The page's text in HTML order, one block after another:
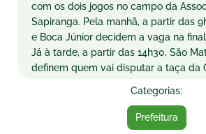
com os dois jogos no campo da
Sapiranga. Pela manhã, a partir das
e Boca Júnior decidem a vaga na
Já à tarde, a partir das 14h30, São
definem quem vai disputar a taça da
Categorias:
Prefeitura